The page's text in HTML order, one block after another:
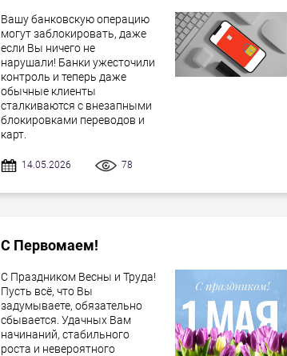
Вашу банковскую операцию
могут заблокировать, даже
если Вы ничего не
нарушали! Банки ужесточили
контроль и теперь даже
обычные клиенты
сталкиваются с внезапными
блокировками переводов и
карт.
14.05.2026 78
С Первомаем!
С Праздником Весны и Труда!
Пусть всё, что Вы
задумываете, обязательно
сбывается. Удачных Вам
начинаний, стабильного
роста и невероятного